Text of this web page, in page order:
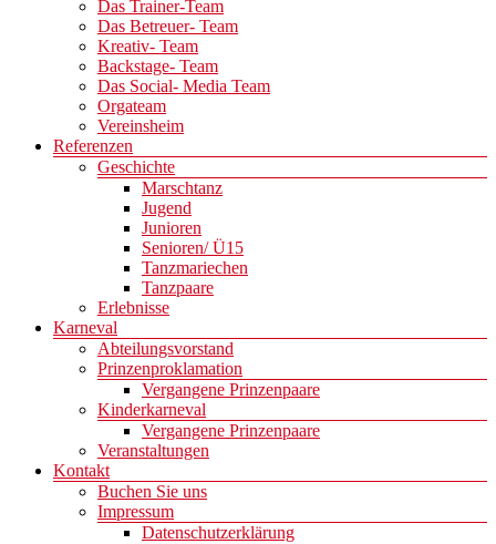
Das Trainer-Team
Das Betreuer- Team
Kreativ- Team
Backstage- Team
Das Social- Media Team
Orgateam
Vereinsheim
Referenzen
Geschichte
Marschtanz
Jugend
Junioren
Senioren/ Ü15
Tanzmariechen
Tanzpaare
Erlebnisse
Karneval
Abteilungsvorstand
Prinzenproklamation
Vergangene Prinzenpaare
Kinderkarneval
Vergangene Prinzenpaare
Veranstaltungen
Kontakt
Buchen Sie uns
Impressum
Datenschutzerklärung